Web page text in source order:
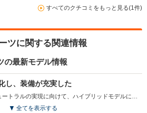
すべてのクチコミをもっと見る(1件)
ツに関する関連情報
の最新モデル情報
し、装備が充実した
2025年5月にカーボンニュートラルの実現に向けて、ハイブリッドモデルに一本化される一部改良を行った。従来はメーカーオプションだった機能や装備が標準設定となり、商品力も向上している。G Zグレードに、ドライブレコーダーやバックガイドモニター、ブラインドスポットモニター、パーキングサポートブレーキ、デジタルキーやディスプレイオーディオplusが標準装備となり、Gグレードにブラインドスポットモニター、パーキングサポートブレーキ、16インチアルミホイールやLEDフォグランプなどが追加され、利便性が高められている。また、アクセサリーコンセント選択時には給電アタッチメントが標準装備された。（2025.5）
全てを表示する